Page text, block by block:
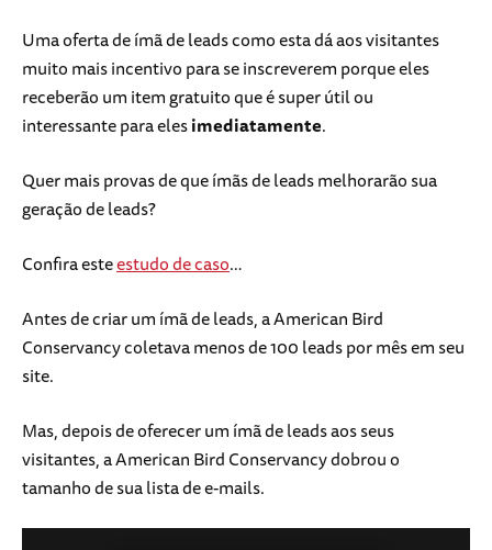
Uma oferta de ímã de leads como esta dá aos visitantes
muito mais incentivo para se inscreverem porque eles
receberão um item gratuito que é super útil ou
interessante para elesimediatamente.
Quer mais provas de que ímãs de leads melhorarão sua
geração de leads?
Confira esteestudo de caso…
Antes de criar um ímã de leads, a American Bird
Conservancy coletava menos de 100 leads por mês em seu
site.
Mas, depois de oferecer um ímã de leads aos seus
visitantes, a American Bird Conservancy dobrou o
tamanho de sua lista de e-mails.